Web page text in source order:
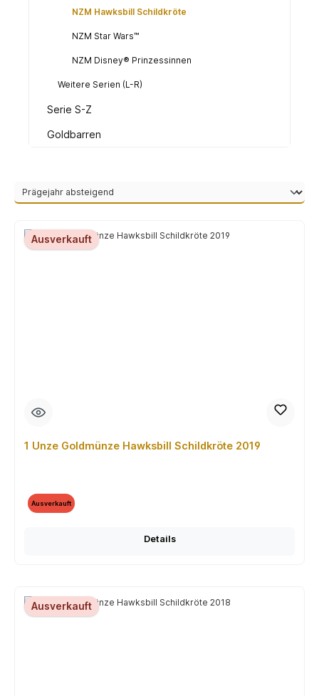
NZM Hawksbill Schildkröte
NZM Star Wars™
NZM Disney® Prinzessinnen
Weitere Serien (L-R)
Serie S-Z
Goldbarren
Ausverkauft
1 Unze Goldmünze Hawksbill Schildkröte 2019
Ausverkauft
Details
Ausverkauft